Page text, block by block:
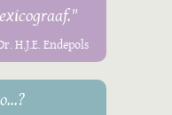
H.J.E. Endepols